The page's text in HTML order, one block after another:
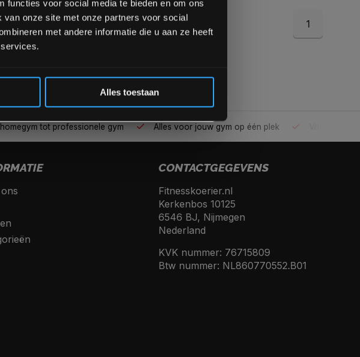
functies voor social media te bieden en om ons
onze site met onze partners voor social
met andere informatie die u aan ze heeft
Alles toestaan
1
tot professionele gym Alles voor jouw gym op één plek
CONTACTGEGEVENS
Fitnesskoerier.nl
Kerkenbos 10125
6546 BJ, Nijmegen
Nederland
KVK nummer: 76715809
Btw nummer: NL860770552.B01
Inschrijven